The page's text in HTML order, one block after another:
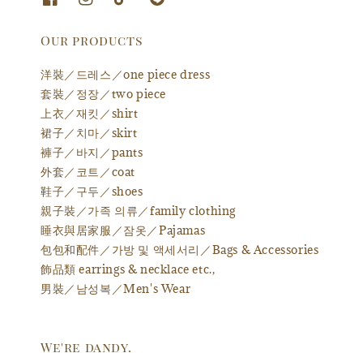
Our products
洋裝／드레스／one piece dress
套裝／정장／two piece
上衣／재킷／shirt
裙子／치마／skirt
褲子／바지／pants
外套／코트／coat
鞋子／구두／shoes
親子裝／가족 의류／family clothing
睡衣與居家服／잠옷／Pajamas
包包和配件／가방 및 액세서리／Bags & Accessories
飾品類 earrings & necklace etc.,
男裝／남성복／Men's Wear
We're dandy.